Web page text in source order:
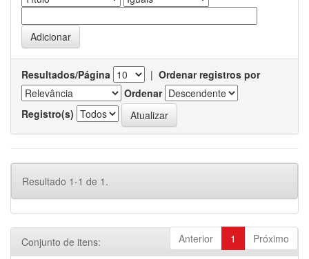
Resultados/Página | Ordenar registros por
Ordenar
Registro(s)
Resultado 1-1 de 1.
Anterior 1 Próximo
Conjunto de itens: